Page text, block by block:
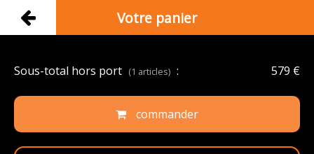
Votre panier
Sous-total hors port (1 articles) : 579 €
commander